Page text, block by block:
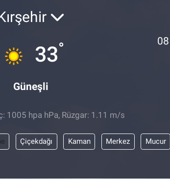
33°
Güneşli
1005 hpa hPa, Rüzgar: 1.11 m/s
Çiçekdağı Kaman Merkez Mucur